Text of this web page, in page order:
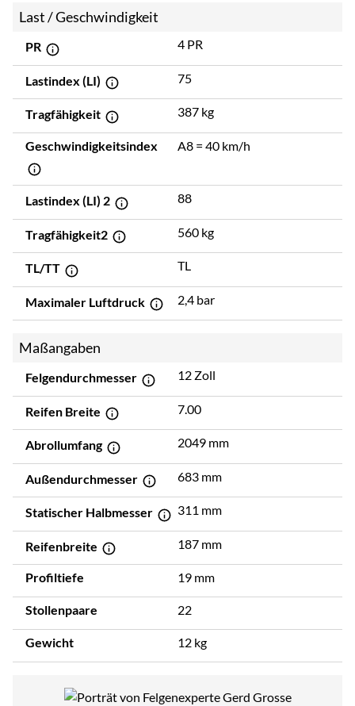
Last / Geschwindigkeit
PR 4 PR
Lastindex (LI) 75
Tragfähigkeit 387 kg
Geschwindigkeitsindex A8 = 40 km/h
Lastindex (LI) 2 88
Tragfähigkeit2 560 kg
TL/TT TL
Maximaler Luftdruck 2,4 bar
Maßangaben
Felgendurchmesser 12 Zoll
Reifen Breite 7.00
Abrollumfang 2049 mm
Außendurchmesser 683 mm
Statischer Halbmesser 311 mm
Reifenbreite 187 mm
Profiltiefe 19 mm
Stollenpaare 22
Gewicht 12 kg